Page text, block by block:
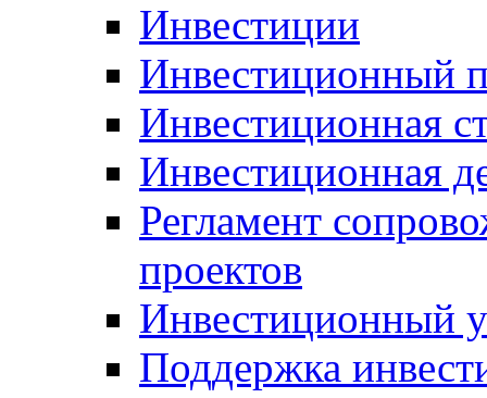
Инвестиции
Инвестиционный
Инвестиционная
Инвестиционная
Регламент
проектов
Инвестиционный
Поддержка